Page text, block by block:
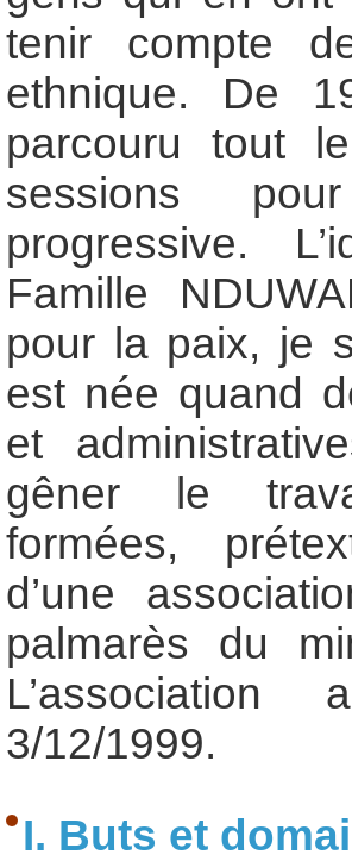
tenir compte
ethnique. De
parcouru tout
sessions
progressive.
Famille
pour la paix, je
est née quand
et
gêner le
formées,
d’une
palmarès du
3/12/1999.
I. Buts et